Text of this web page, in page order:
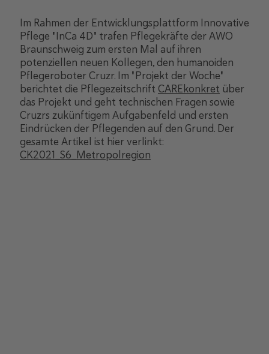
Im Rahmen der Entwicklungsplattform Innovative
Pflege "InCa 4D" trafen Pflegekräfte der AWO
Braunschweig zum ersten Mal auf ihren
potenziellen neuen Kollegen, den humanoiden
Pflegeroboter Cruzr. Im "Projekt der Woche"
berichtet die Pflegezeitschrift CAREkonkret über
das Projekt und geht technischen Fragen sowie
Cruzrs zukünftigem Aufgabenfeld und ersten
Eindrücken der Pflegenden auf den Grund. Der
gesamte Artikel ist hier verlinkt:
CK2021_S6_Metropolregion